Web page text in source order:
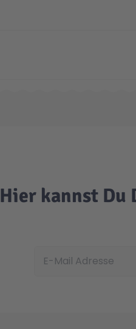
Hier kannst Du